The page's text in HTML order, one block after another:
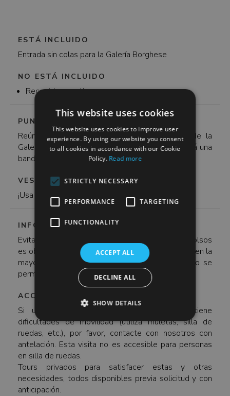
ESTÁ INCLUIDO
Entrada sin colas para la Galería Borghese
NO ESTÁ INCLUIDO
Recogida y vuelta
PUNTO DE ENCUENTRO
Reúnete con tu anfitrión frente a la entrada de la
Galería y Museo Borghese. Su anfitrión sostendrá una
bandera que dice "Disfruta de Roma".
VESTIMENTA APROPIADA
¡Usa zapatos cómodos!
INFORMACIÓN IMPORTANTE
Evita traer bolsos grandes, ya que el control de bolsos
es obligatorio en el museo, procedimiento común en la
mayoría de ellos. Ten también en cuenta que no se
permite la entrada de líquidos en los museos.
ACCESIBILIDAD
Si usted o algún miembro de su grupo tiene
dificultades de movilidad (utiliza muletas, silla de
ruedas, etc.), por favor, contacte con nosotros con
antelación. Esta visita no es accesible para personas
en silla de ruedas.
Tours privados para satisfacer estas y otras
necesidades, todos disponibles previa solicitud y con
anticipación.
This website uses cookies
This website uses cookies to improve user
experience. By using our website you consent
to all cookies in accordance with our Cookie
Policy. Read more
STRICTLY NECESSARY
PERFORMANCE TARGETING
FUNCTIONALITY
ACCEPT ALL
DECLINE ALL
SHOW DETAILS